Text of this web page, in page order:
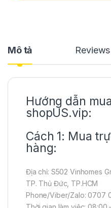
Mô tả Reviews
Hướng dẫn
shopUS.vip:
Cách 1: Mua
hàng:
Địa chỉ: S502 Vinhomes
TP. Thủ Đức, TP.HCM
Phone/Viber/Zalo: 0707